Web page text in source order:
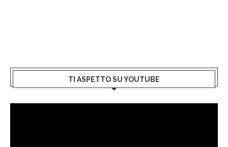
TI ASPETTO SU YOUTUBE